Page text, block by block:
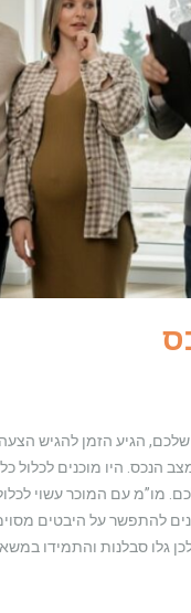
הגיע הזמן להגיש
הנכס. היו מוכנים לכלול
מו”מ עם המוכר עשוי
להתפשר על היבטים
גלו סבלנות והתמידו במשא